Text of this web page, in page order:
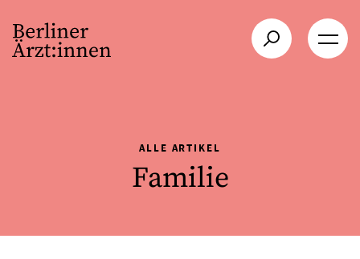
ALLE ARTIKEL
Familie